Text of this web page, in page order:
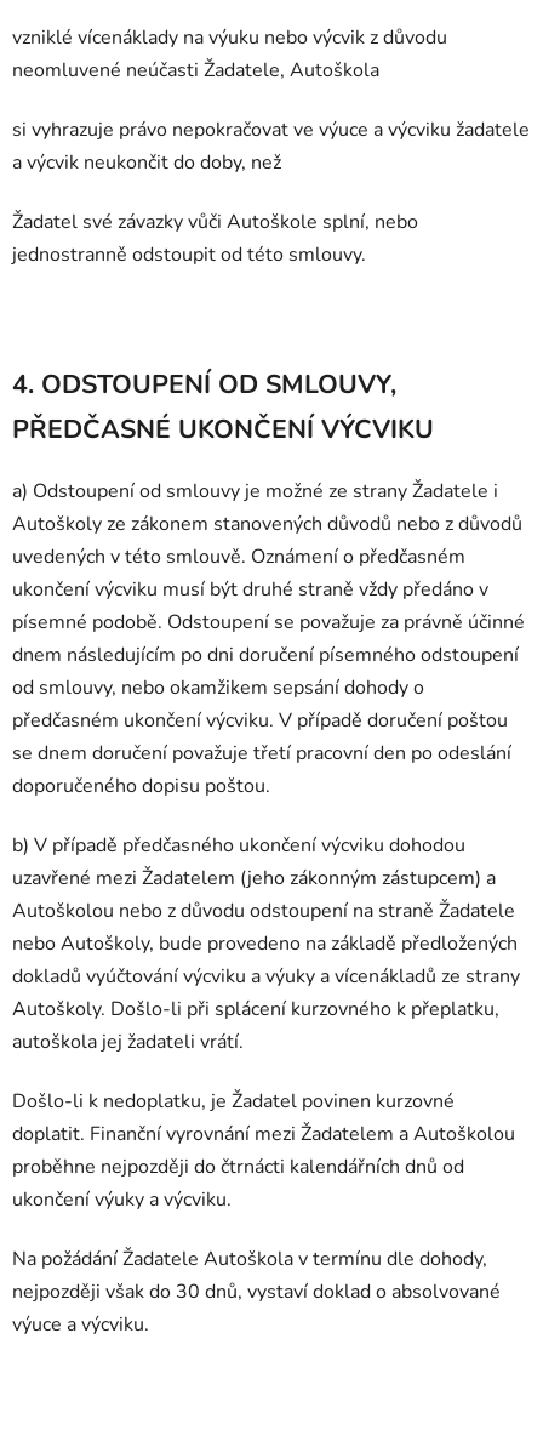
vzniklé vícenáklady na výuku nebo výcvik z důvodu
neomluvené neúčasti Žadatele, Autoškola
si vyhrazuje právo nepokračovat ve výuce a výcviku žadatele
a výcvik neukončit do doby, než
Žadatel své závazky vůči Autoškole splní, nebo
jednostranně odstoupit od této smlouvy.
4. ODSTOUPENÍ OD SMLOUVY,
PŘEDČASNÉ UKONČENÍ VÝCVIKU
a) Odstoupení od smlouvy je možné ze strany Žadatele i
Autoškoly ze zákonem stanovených důvodů nebo z důvodů
uvedených v této smlouvě. Oznámení o předčasném
ukončení výcviku musí být druhé straně vždy předáno v
písemné podobě. Odstoupení se považuje za právně účinné
dnem následujícím po dni doručení písemného odstoupení
od smlouvy, nebo okamžikem sepsání dohody o
předčasném ukončení výcviku. V případě doručení poštou
se dnem doručení považuje třetí pracovní den po odeslání
doporučeného dopisu poštou.
b) V případě předčasného ukončení výcviku dohodou
uzavřené mezi Žadatelem (jeho zákonným zástupcem) a
Autoškolou nebo z důvodu odstoupení na straně Žadatele
nebo Autoškoly, bude provedeno na základě předložených
dokladů vyúčtování výcviku a výuky a vícenákladů ze strany
Autoškoly. Došlo-li při splácení kurzovného k přeplatku,
autoškola jej žadateli vrátí.
Došlo-li k nedoplatku, je Žadatel povinen kurzovné
doplatit. Finanční vyrovnání mezi Žadatelem a Autoškolou
proběhne nejpozději do čtrnácti kalendářních dnů od
ukončení výuky a výcviku.
Na požádání Žadatele Autoškola v termínu dle dohody,
nejpozději však do 30 dnů, vystaví doklad o absolvované
výuce a výcviku.